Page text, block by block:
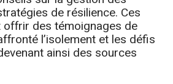
de résilience. Ces
offrir des témoignages de
l’isolement et les défis
ainsi des sources